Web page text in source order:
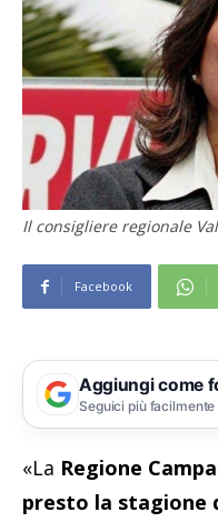
Il consigliere regionale
Facebook
Aggiungi come
Seguici più
«La Regione
presto la stagione